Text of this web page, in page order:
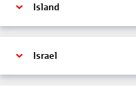
Island
Israel